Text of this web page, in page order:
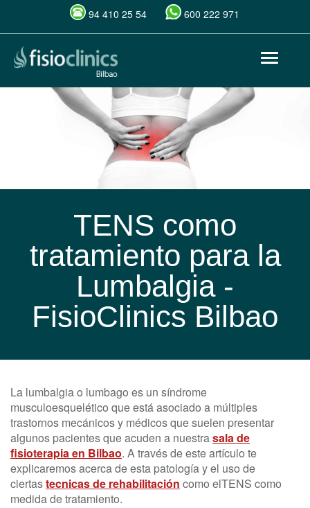
Pasar
contenido
94 410 25 54 600 222 971
Toggle
TENS como
tratamiento para la
Lumbalgia -
FisioClinics Bilbao
La lumbalgia o lumbago es un síndrome
musculoesquelético que está asociado a múltiples
trastornos mecánicos y médicos que suelen presentar
algunos pacientes que acuden a nuestrasala de
fisioterapia en Bilbao. A través de este artículo te
explicaremos acerca de esta patología y el uso de
ciertastecnicas de rehabilitación como elTENS como
medida de tratamiento.